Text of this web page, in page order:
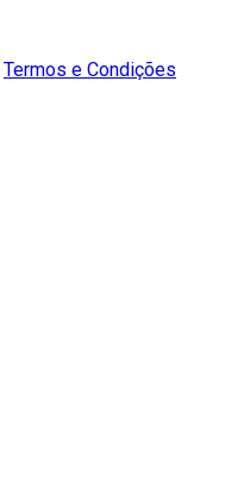
Termos e Condições